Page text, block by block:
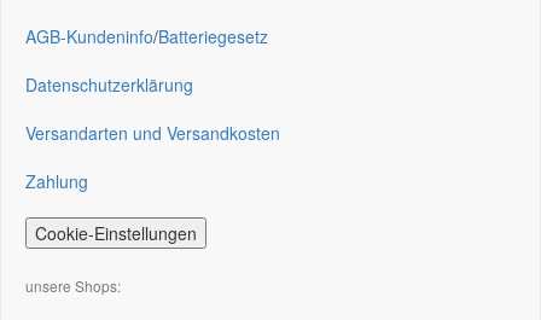
AGB-Kundeninfo/Batteriegesetz
Datenschutzerklärung
Versandarten und Versandkosten
Zahlung
Cookie-Einstellungen
unsere Shops: